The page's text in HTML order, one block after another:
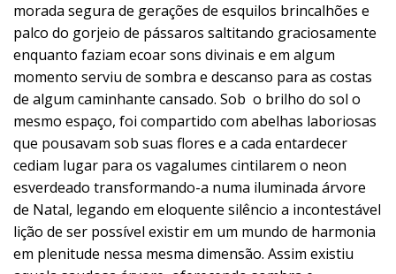
morada segura de gerações de esquilos brincalhões e
palco do gorjeio de pássaros saltitando graciosamente
enquanto faziam ecoar sons divinais e em algum
momento serviu de sombra e descanso para as costas
de algum caminhante cansado. Sob o brilho do sol o
mesmo espaço, foi compartido com abelhas laboriosas
que pousavam sob suas flores e a cada entardecer
cediam lugar para os vagalumes cintilarem o neon
esverdeado transformando-a numa iluminada árvore
de Natal, legando em eloquente silêncio a incontestável
lição de ser possível existir em um mundo de harmonia
em plenitude nessa mesma dimensão. Assim existiu